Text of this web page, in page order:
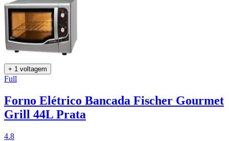
+ 1 voltagem
Full
Forno Elétrico Bancada Fischer Gourmet
Grill 44L Prata
4.8